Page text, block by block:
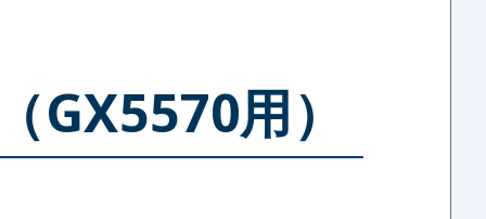
GX5570用）